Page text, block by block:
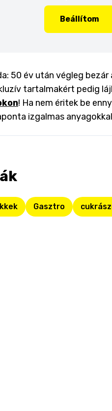
Beállítom
50 év után végleg
tartalmakért pedig
! Ha nem éritek be
izgalmas
Gasztro